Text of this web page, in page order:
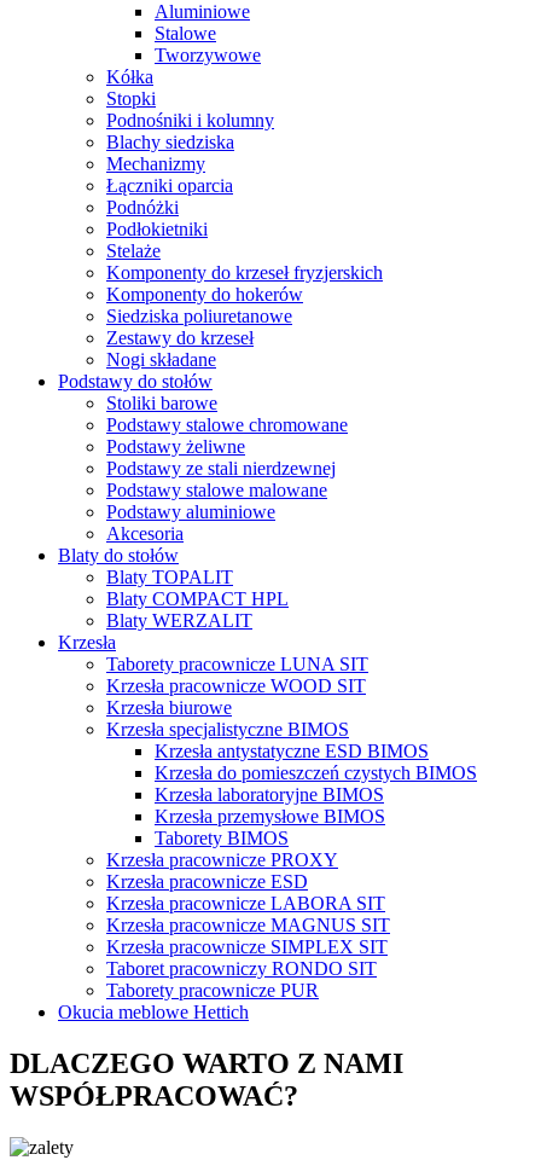
Aluminiowe
Stalowe
Tworzywowe
Kółka
Stopki
Podnośniki i kolumny
Blachy siedziska
Mechanizmy
Łączniki oparcia
Podnóżki
Podłokietniki
Stelaże
Komponenty do krzeseł fryzjerskich
Komponenty do hokerów
Siedziska poliuretanowe
Zestawy do krzeseł
Nogi składane
Podstawy do stołów
Stoliki barowe
Podstawy stalowe chromowane
Podstawy żeliwne
Podstawy ze stali nierdzewnej
Podstawy stalowe malowane
Podstawy aluminiowe
Akcesoria
Blaty do stołów
Blaty TOPALIT
Blaty COMPACT HPL
Blaty WERZALIT
Krzesła
Taborety pracownicze LUNA SIT
Krzesła pracownicze WOOD SIT
Krzesła biurowe
Krzesła specjalistyczne BIMOS
Krzesła antystatyczne ESD BIMOS
Krzesła do pomieszczeń czystych BIMOS
Krzesła laboratoryjne BIMOS
Krzesła przemysłowe BIMOS
Taborety BIMOS
Krzesła pracownicze PROXY
Krzesła pracownicze ESD
Krzesła pracownicze LABORA SIT
Krzesła pracownicze MAGNUS SIT
Krzesła pracownicze SIMPLEX SIT
Taboret pracowniczy RONDO SIT
Taborety pracownicze PUR
Okucia meblowe Hettich
DLACZEGO WARTO Z NAMI
WSPÓŁPRACOWAĆ?